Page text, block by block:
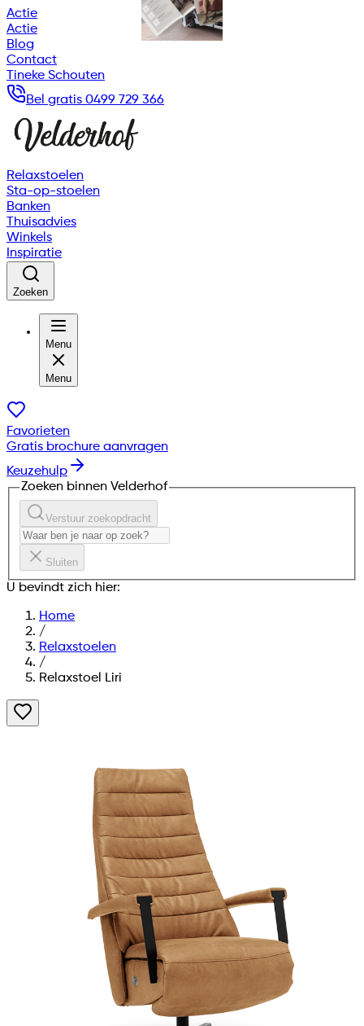
Actie
Actie
Blog
Contact
Tineke Schouten
Bel gratis 0499 729 366
Relaxstoelen
Sta-op-stoelen
Banken
Thuisadvies
Winkels
Inspiratie
Zoeken
Menu
Menu
Favorieten
Gratis brochure aanvragen
Keuzehulp
Zoeken binnen Velderhof
Verstuur zoekopdracht
Sluiten
U bevindt zich hier:
Home
/
Relaxstoelen
/
Relaxstoel Liri